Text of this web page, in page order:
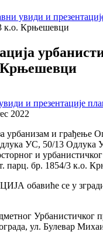
увиди и
к.о. Крњешевци
Крњешевци
и презентације
2022
урбанизам и грађење
УС, 50/13 Одлука
и
парц. бр. 1854/3 к.о.
обавиће се у згради
Урбанистичког
ул. Булевар